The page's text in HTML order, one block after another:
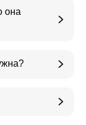
она